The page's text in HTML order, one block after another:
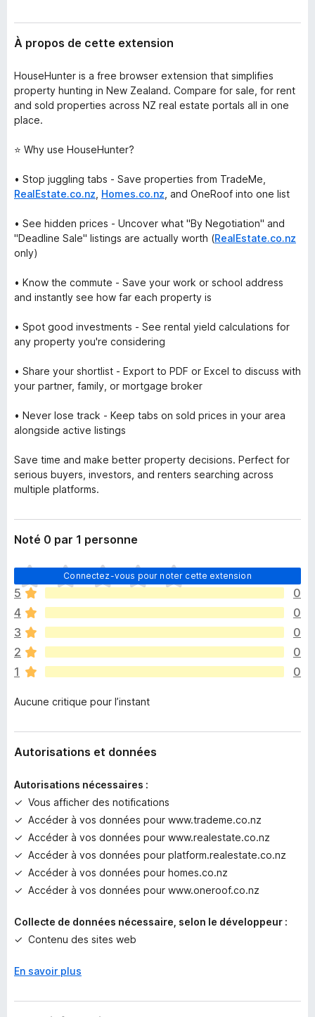
À propos de cette extension
HouseHunter is a free browser extension that simplifies
property hunting in New Zealand. Compare for sale, for rent
and sold properties across NZ real estate portals all in one
place.
⭐ Why use HouseHunter?
• Stop juggling tabs - Save properties from TradeMe,
RealEstate.co.nz Homes.co.nz , and OneRoof into one list
• See hidden prices - Uncover what "By Negotiation" and
"Deadline Sale" listings are actually worth (RealEstate.co.nz
only)
• Know the commute - Save your work or school address
and instantly see how far each property is
• Spot good investments - See rental yield calculations for
any property you're considering
• Share your shortlist - Export to PDF or Excel to discuss with
your partner, family, or mortgage broker
• Never lose track - Keep tabs on sold prices in your area
alongside active listings
Save time and make better property decisions. Perfect for
serious buyers, investors, and renters searching across
multiple platforms.
Noté 0 par 1 personne
Connectez-vous pour noter cette extension
I
l
n
’
y
a
a
u
u
e
n
t
p
o
u
r
s
t
n
5
0
4
0
3
0
2
0
1
0
Aucune critique pour l’instant
Autorisations et données
Autorisations nécessaires :
Vous afficher des notifications
Accéder à vos données pour www.trademe.co.nz
Accéder à vos données pour www.realestate.co.nz
Accéder à vos données pour platform.realestate.co.nz
Accéder à vos données pour homes.co.nz
Accéder à vos données pour www.oneroof.co.nz
Collecte de données nécessaire, selon le développeur :
Contenu des sites web
En savoir plus